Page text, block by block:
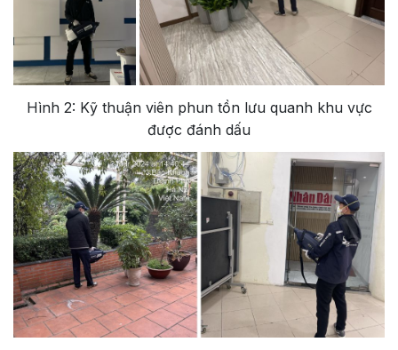
Hình 2: Kỹ thuận viên phun tồn lưu quanh khu vực
được đánh dấu